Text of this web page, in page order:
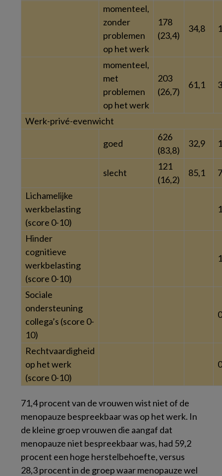
momenteel,
zonder
problemen
op het werk
178
(23,4)
34,8
momenteel,
met
problemen
op het werk
203
(26,7)
61,1
Werk-privé-evenwicht
goed
626
(83,8)
32,9 1
slecht
121
(16,2)
85,1
Lichamelijke
werkbelasting
(score 0-10)
Hinder
cognitieve
werkbelasting
(score 0-10)
Sociale
ondersteuning
collega’s (score 0-
10)
Rechtvaardigheid
op het werk
(score 0-10)
71,4 procent van de vrouwen wist niet of de
menopauze bespreekbaar was op het werk. In
de kleine groep vrouwen die aangaf dat
menopauze niet bespreekbaar was, had 59,2
procent een hoge herstelbehoefte, versus
28,3 procent in de groep waar menopauze wel